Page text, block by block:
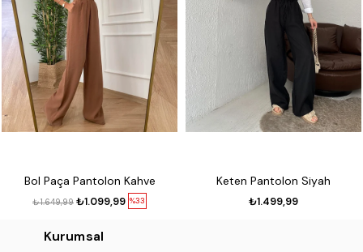
Bol Paça Pantolon Kahve
%33
₺1.099,99
₺1.649,99
Keten Pantolon Siyah
₺1.499,99
Kurumsal